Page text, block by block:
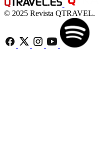
© 2025 Revista QTRAVEL.